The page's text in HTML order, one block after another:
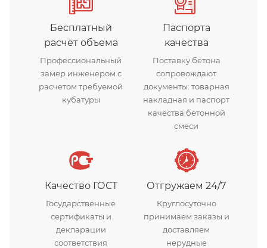
Бесплатный
расчёт объема
Профессиональный
замер инженером с
расчетом требуемой
кубатуры
Паспорта
качества
Поставку бетона
сопровождают
документы: товарная
накладная и паспорт
качества бетонной
смеси
Качество ГОСТ
Государственные
сертификаты и
декларации
соответствия
Отгружаем 24/7
Круглосуточно
принимаем заказы и
доставляем
нерудные